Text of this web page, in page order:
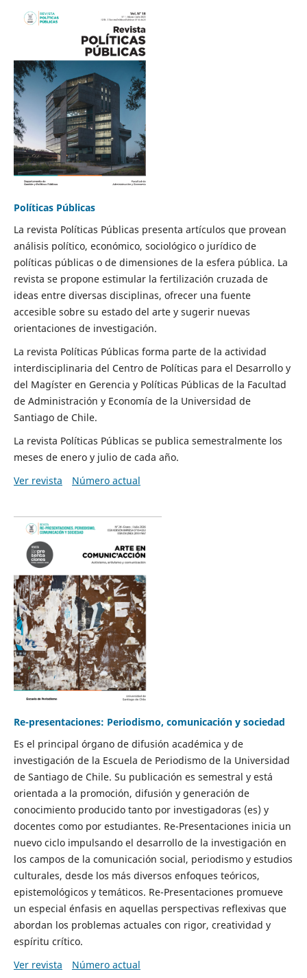
Políticas Públicas
La revista Políticas Públicas presenta artículos que provean
análisis político, económico, sociológico o jurídico de
políticas públicas o de dimensiones de la esfera pública. La
revista se propone estimular la fertilización cruzada de
ideas entre diversas disciplinas, ofrecer una fuente
accesible sobre su estado del arte y sugerir nuevas
orientaciones de investigación.
La revista Políticas Públicas forma parte de la actividad
interdisciplinaria del Centro de Políticas para el Desarrollo y
del Magíster en Gerencia y Políticas Públicas de la Facultad
de Administración y Economía de la Universidad de
Santiago de Chile.
La revista Políticas Públicas se publica semestralmente los
meses de enero y julio de cada año.
Ver revista
Número actual
Re-presentaciones: Periodismo, comunicación y sociedad
Es el principal órgano de difusión académica y de
investigación de la Escuela de Periodismo de la Universidad
de Santiago de Chile. Su publicación es semestral y está
orientada a la promoción, difusión y generación de
conocimiento producido tanto por investigadoras (es) y
docentes como por estudiantes. Re-Presentaciones inicia un
nuevo ciclo impulsando el desarrollo de la investigación en
los campos de la comunicación social, periodismo y estudios
culturales, desde los más diversos enfoques teóricos,
epistemológicos y temáticos. Re-Presentaciones promueve
un especial énfasis en aquellas perspectivas reflexivas que
abordan los problemas actuales con rigor, creatividad y
espíritu crítico.
Ver revista
Número actual